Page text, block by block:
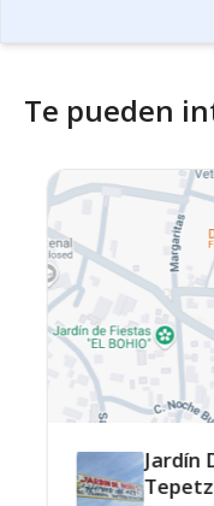
Te pueden
Jardín